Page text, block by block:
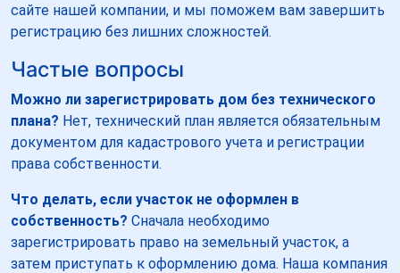
сайте нашей компании, и мы поможем вам завершить
регистрацию без лишних сложностей.
Частые вопросы
Можно ли зарегистрировать дом без технического
плана? Нет, технический план является обязательным
документом для кадастрового учета и регистрации
права собственности.
Что делать, если участок не оформлен в
собственность? Сначала необходимо
зарегистрировать право на земельный участок, а
затем приступать к оформлению дома. Наша компания